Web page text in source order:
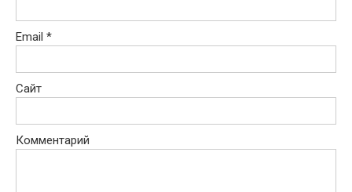
Email *
Сайт
Комментарий